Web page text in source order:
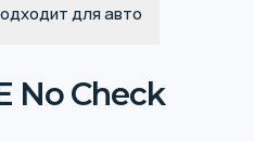
для авто
No Check